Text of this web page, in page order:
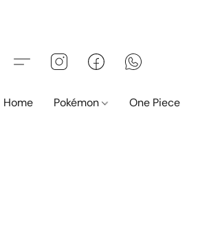
Home Pokémon One Piece